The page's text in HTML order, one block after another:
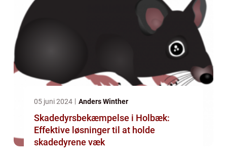
05 juni 2024 Anders Winther
Skadedyrsbekæmpelse i Holbæk:
Effektive løsninger til at holde
skadedyrene væk